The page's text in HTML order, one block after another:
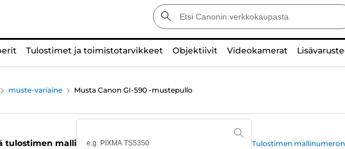
Tulostimet ja toimistotarvikkeet Objektiivit Videokamerat
muste-variaine Musta Canon GI-590 -mustepullo
tulostimen malli Tulostimen